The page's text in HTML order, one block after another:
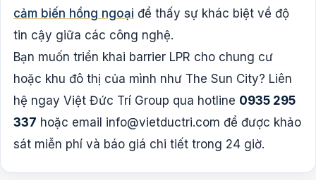
cảm biến hồng ngoại để thấy sự khác biệt về độ
tin cậy giữa các công nghệ.
Bạn muốn triển khai barrier LPR cho chung cư
hoặc khu đô thị của mình như The Sun City? Liên
hệ ngay Việt Đức Trí Group qua hotline 0935 295
337 hoặc email info@vietductri.com để được khảo
sát miễn phí và báo giá chi tiết trong 24 giờ.